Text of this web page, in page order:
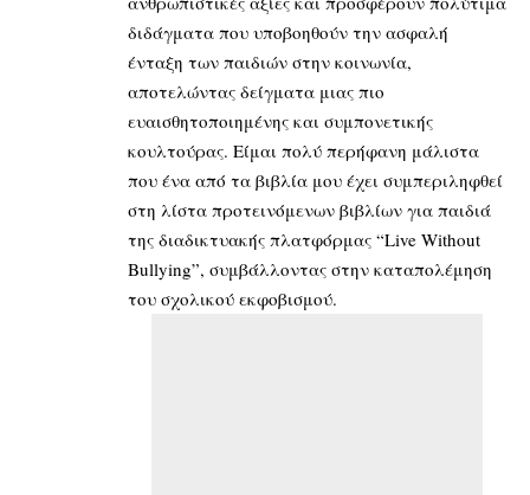
διδάγματα που υποβοηθούν την ασφαλή
ένταξη των παιδιών στην κοινωνία,
αποτελώντας δείγματα μιας πιο
ευαισθητοποιημένης και συμπονετικής
κουλτούρας. Είμαι πολύ περήφανη μάλιστα
που ένα από τα βιβλία μου έχει συμπεριληφθεί
στη λίστα προτεινόμενων βιβλίων για παιδιά
της διαδικτυακής πλατφόρμας “Live Without
Bullying”, συμβάλλοντας στην καταπολέμηση
του σχολικού εκφοβισμού.